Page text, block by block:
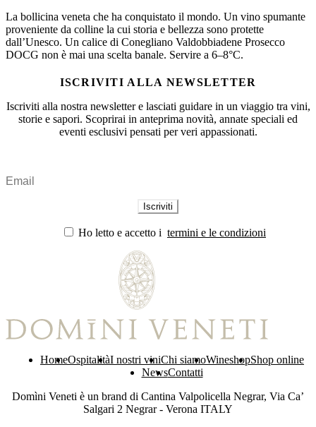
La bollicina veneta che ha conquistato il mondo. Un vino spumante
proveniente da colline la cui storia e bellezza sono protette
dall’Unesco. Un calice di Conegliano Valdobbiadene Prosecco
DOCG non è mai una scelta banale. Servire a 6–8°C.
ISCRIVITI ALLA NEWSLETTER
Iscriviti alla nostra newsletter e lasciati guidare in un viaggio tra vini,
storie e sapori. Scoprirai in anteprima novità, annate speciali ed
eventi esclusivi pensati per veri appassionati.
Ho letto e accetto i termini e le condizioni
HomeOspitalitàI nostri viniChi siamoWineshopShop online
NewsContatti
Domìni Veneti è un brand di Cantina Valpolicella Negrar, Via Ca’
Salgari 2 Negrar - Verona ITALY